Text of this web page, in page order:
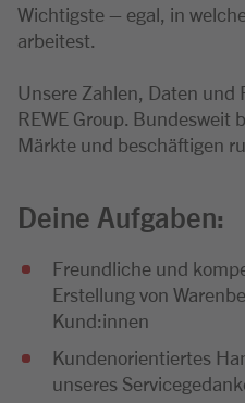
Wichtigste – egal, in
arbeitest.
Unsere Zahlen, Daten und
REWE Group. Bundesweit
Märkte und beschäftigen
Deine Aufgaben:
Freundliche und
Erstellung von
Kund:innen
Kundenorientiertes
unseres